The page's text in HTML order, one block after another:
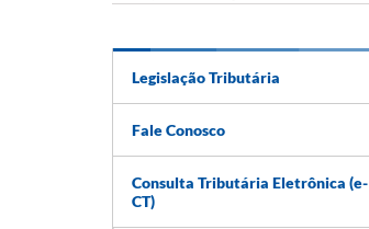
Legislação Tributária
Fale Conosco
Consulta Tributária Eletrônica (e-
CT)